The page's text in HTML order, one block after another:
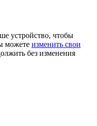
устройство, чтобы
можете изменить свои
без изменения